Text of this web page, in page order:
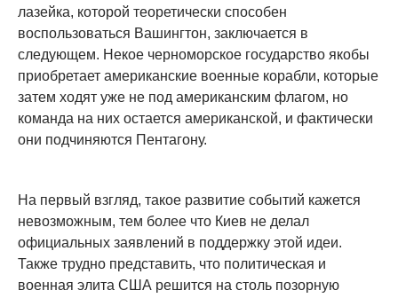
лазейка, которой теоретически способен
воспользоваться Вашингтон, заключается в
следующем. Некое черноморское государство якобы
приобретает американские военные корабли, которые
затем ходят уже не под американским флагом, но
команда на них остается американской, и фактически
они подчиняются Пентагону.
На первый взгляд, такое развитие событий кажется
невозможным, тем более что Киев не делал
официальных заявлений в поддержку этой идеи.
Также трудно представить, что политическая и
военная элита США решится на столь позорную